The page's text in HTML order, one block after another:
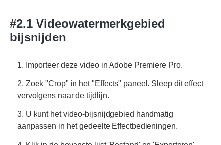
#2.1 Videowatermerkgebied
bijsnijden
1. Importeer deze video in Adobe Premiere Pro.
2. Zoek "Crop" in het "Effects" paneel. Sleep dit effect
vervolgens naar de tijdlijn.
3. U kunt het video-bijsnijdgebied handmatig
aanpassen in het gedeelte Effectbedieningen.